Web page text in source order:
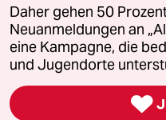
Feedback
Leitlinie Informant
Seitenwende
Daher gehen 50
Neuanmeldungen an
eine Kampagne, die
und Jugendorte
